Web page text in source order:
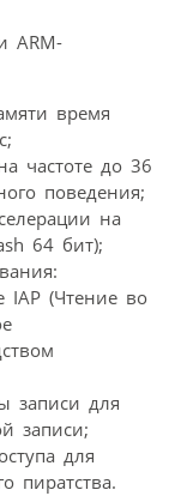
ARM-
время
частоте до 36
поведения;
на
64 бит);
IAP (Чтение во
записи для
записи;
для
пиратства.